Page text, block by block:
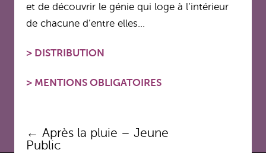
et de découvrir le génie qui loge à l’intérieur
de chacune d’entre elles…
> DISTRIBUTION
> MENTIONS OBLIGATOIRES
Navigation
des
← Après la pluie – Jeune
Public